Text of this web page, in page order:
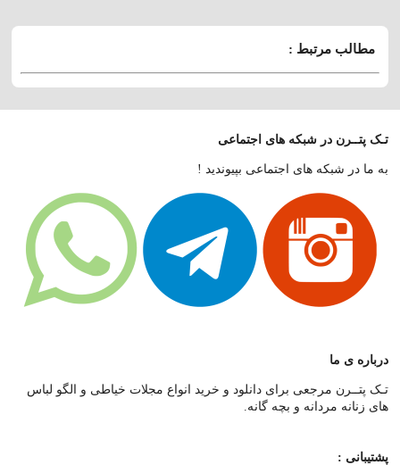
مطالب مرتبط :
تـک پتــرن در شبکه های اجتماعی
به ما در شبکه های اجتماعی بپیوندید !
درباره ی ما
تـک پتــرن مرجعی برای دانلود و خرید انواع مجلات خیاطی و الگو لباس
های زنانه مردانه و بچه گانه.
پشتیبانی :